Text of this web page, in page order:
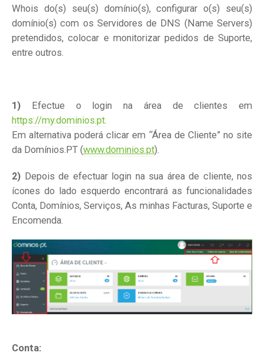
Whois do(s) seu(s) domínio(s), configurar o(s) seu(s)
domínio(s) com os Servidores de DNS (Name Servers)
pretendidos, colocar e monitorizar pedidos de Suporte,
entre outros.
1) Efectue o login na área de clientes em
https://my.dominios.pt.
Em alternativa poderá clicar em “Área de Cliente” no site
da Domínios.PT (www.dominios.pt).
2) Depois de efectuar login na sua área de cliente, nos
ícones do lado esquerdo encontrará as funcionalidades
Conta, Domínios, Serviços, As minhas Facturas, Suporte e
Encomenda.
Conta: